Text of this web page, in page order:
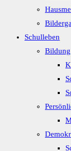
Schulleben